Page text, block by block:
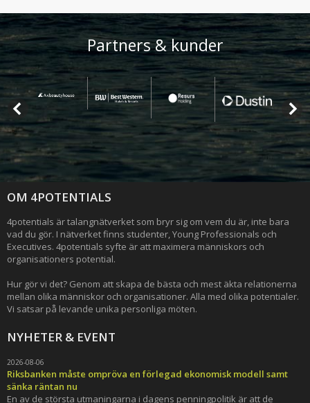
Partners & kunder
OM 4POTENTIALS
4potentials är talangnätverket som bryr sig om vem du är, inte bara
vad du gör. I nätverket finns studenter, Young Professionals och
Executives. 4potentials syfte är att maximera människors och
organisationers potential.
Hur gör vi det? Genom att skapa de bästa och mest äkta relationerna
mellan olika människor och organisationer. Alla med olika potentialer.
Vi satsar på levande unika personliga möten.
NYHETER & EVENT
2026-08-06
Riksbanken måste ompröva en förlegad ekonomisk modell samt
sänka räntan nu
En av de största utmaningarna i dagens penningpolitik är att de